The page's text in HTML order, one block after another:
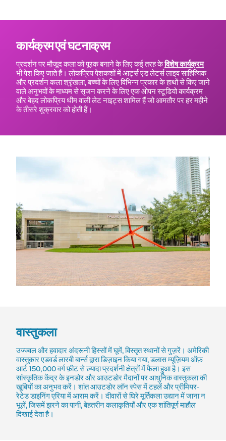
कार्यक्रम एवं घटनाक्रम
प्रदर्शन पर मौजूद कला को पूरक बनाने के लिए कई तरह केविशेष कार्यक्रम
भी पेश किए जाते हैं। लोकप्रिय पेशकशों में आर्ट्स एंड लेटर्स लाइव साहित्यिक
और प्रदर्शन कला श्रृंखला, बच्चों के लिए विभिन्न प्रकार के हाथों से किए जाने
वाले अनुभवों के माध्यम से सृजन करने के लिए एक ओपन स्टूडियो कार्यक्रम
और बेहद लोकप्रिय थीम वाली लेट नाइट्स शामिल हैं जो आमतौर पर हर महीने
के तीसरे शुक्रवार को होती हैं।
वास्तुकला
उज्ज्वल और हवादार अंदरूनी हिस्सों में घूमें, विस्तृत स्थानों से गुज़रें। अमेरिकी
वास्तुकार एडवर्ड लारबी बार्न्स द्वारा डिज़ाइन किया गया, डलास म्यूज़ियम ऑफ़
आर्ट 150,000 वर्ग फ़ीट से ज़्यादा प्रदर्शनी क्षेत्रों में फैला हुआ है। इस
सांस्कृतिक केंद्र के इनडोर और आउटडोर मैदानों पर आधुनिक वास्तुकला की
खूबियों का अनुभव करें। शांत आउटडोर लॉन स्पेस में टहलें और प्रीमियर-
रेटेड डाइनिंग एरिया में आराम करें। दीवारों से घिरे मूर्तिकला उद्यान में जाना न
भूलें, जिसमें झरने का पानी, बेहतरीन कलाकृतियाँ और एक शांतिपूर्ण माहौल
दिखाई देता है।